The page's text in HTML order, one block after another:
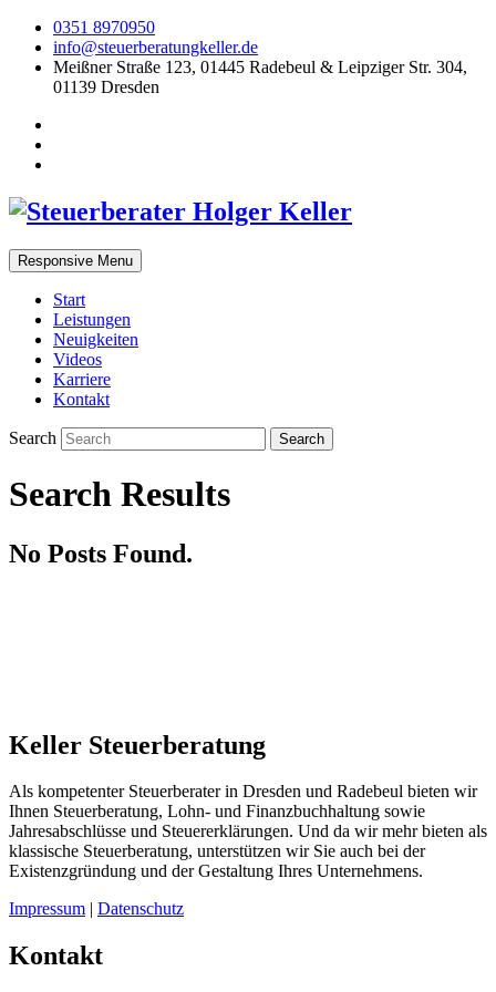
0351 8970950
info@steuerberatungkeller.de
Meißner Straße 123, 01445 Radebeul & Leipziger Str. 304,
01139 Dresden
Responsive Menu
Start
Leistungen
Neuigkeiten
Videos
Karriere
Kontakt
Search
Search Results
No Posts Found.
Keller Steuerberatung
Als kompetenter Steuerberater in Dresden und Radebeul bieten wir
Ihnen Steuerberatung, Lohn- und Finanzbuchhaltung sowie
Jahresabschlüsse und Steuererklärungen. Und da wir mehr bieten als
klassische Steuerberatung, unterstützen wir Sie auch bei der
Existenzgründung und der Gestaltung Ihres Unternehmens.
Impressum | Datenschutz
Kontakt